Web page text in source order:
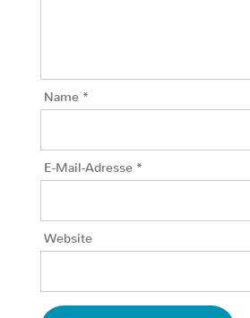
Name *
E-Mail-Adresse *
Website